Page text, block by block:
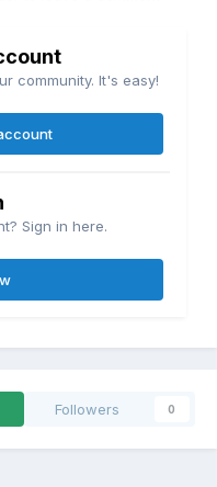
community. It's easy!
Sign in here.
Followers 0